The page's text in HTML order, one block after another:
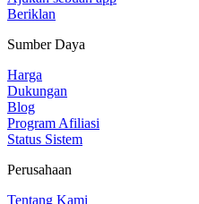
Beriklan
Sumber Daya
Harga
Dukungan
Blog
Program Afiliasi
Status Sistem
Perusahaan
Tentang Kami